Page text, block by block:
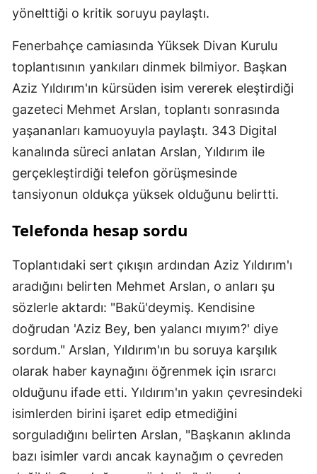
yönelttiği o kritik soruyu paylaştı.
Fenerbahçe camiasında Yüksek Divan Kurulu
toplantısının yankıları dinmek bilmiyor. Başkan
Aziz Yıldırım'ın kürsüden isim vererek eleştirdiği
gazeteci Mehmet Arslan, toplantı sonrasında
yaşananları kamuoyuyla paylaştı. 343 Digital
kanalında süreci anlatan Arslan, Yıldırım ile
gerçekleştirdiği telefon görüşmesinde
tansiyonun oldukça yüksek olduğunu belirtti.
Telefonda hesap sordu
Toplantıdaki sert çıkışın ardından Aziz Yıldırım'ı
aradığını belirten Mehmet Arslan, o anları şu
sözlerle aktardı: "Bakü'deymiş. Kendisine
doğrudan 'Aziz Bey, ben yalancı mıyım?' diye
sordum." Arslan, Yıldırım'ın bu soruya karşılık
olarak haber kaynağını öğrenmek için ısrarcı
olduğunu ifade etti. Yıldırım'ın yakın çevresindeki
isimlerden birini işaret edip etmediğini
sorguladığını belirten Arslan, "Başkanın aklında
bazı isimler vardı ancak kaynağım o çevreden